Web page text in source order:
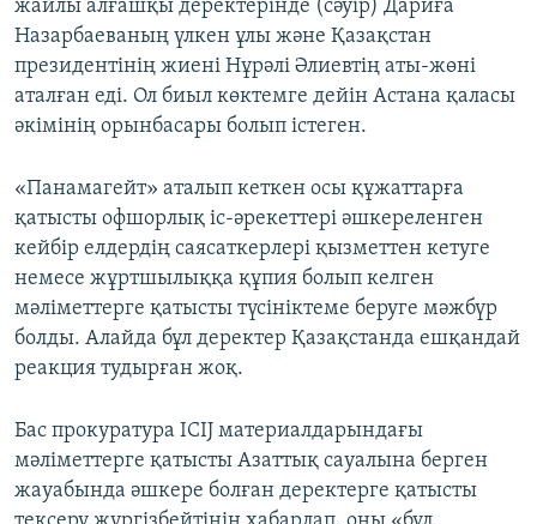
жайлы алғашқы деректерінде (сәуір) Дариға
Назарбаеваның үлкен ұлы және Қазақстан
президентінің жиені Нұрәлі Әлиевтің аты-жөні
аталған еді. Ол биыл көктемге дейін Астана қаласы
әкімінің орынбасары болып істеген.
«Панамагейт» аталып кеткен осы құжаттарға
қатысты офшорлық іс-әрекеттері әшкереленген
кейбір елдердің саясаткерлері қызметтен кетуге
немесе жұртшылыққа құпия болып келген
мәліметтерге қатысты түсініктеме беруге мәжбүр
болды. Алайда бұл деректер Қазақстанда ешқандай
реакция тудырған жоқ.
Бас прокуратура ICIJ материалдарындағы
мәліметтерге қатысты Азаттық сауалына берген
жауабында әшкере болған деректерге қатысты